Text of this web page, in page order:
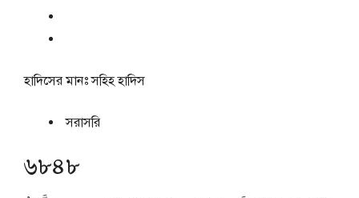
হাদিসের মানঃসহিহ হাদিস
সরাসরি
৬৮৪৮